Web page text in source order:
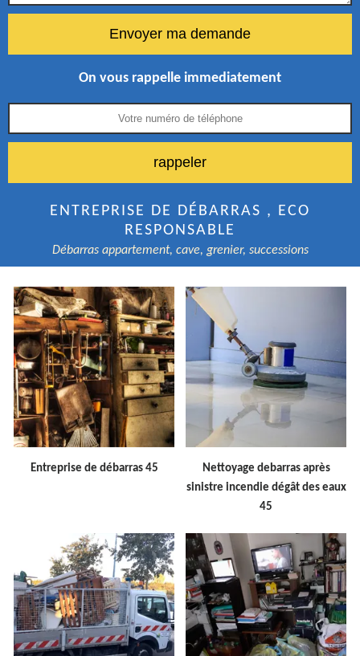
On vous rappelle immediatement
ENTREPRISE DE DÉBARRAS , ECO
RESPONSABLE
Débarras appartement, cave, grenier, successions
Entreprise de débarras 45
Nettoyage debarras après
sinistre incendie dégât des eaux
45